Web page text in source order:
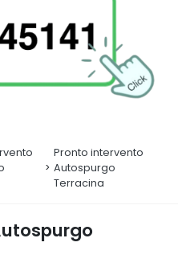
Pronto intervento
Autospurgo
Terracina